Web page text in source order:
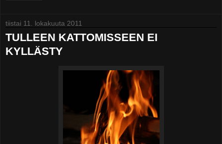
tiistai 11. lokakuuta 2011
TULLEEN KATTOMISSEEN EI
KYLLÄSTY